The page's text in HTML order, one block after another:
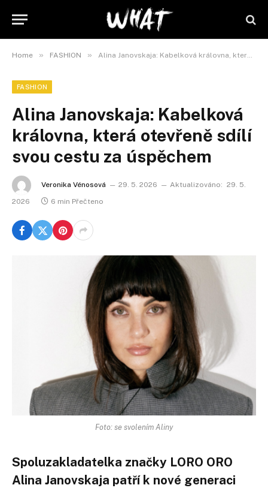
Home » FASHION » Alina Janovskaja: Kabelková královna, která otevřeně sdílí svou cestu za úspěchem
FASHION
Alina Janovskaja: Kabelková
královna, která otevřeně sdílí
svou cestu za úspěchem
Veronika Vénosová 29. 5. 2026 Aktualizováno: 29. 5.
2026
6 min Přečteno
Foto: se svolením Aliny
Spoluzakladatelka značky LORO ORO
Alina Janovskaja patří k nové generaci